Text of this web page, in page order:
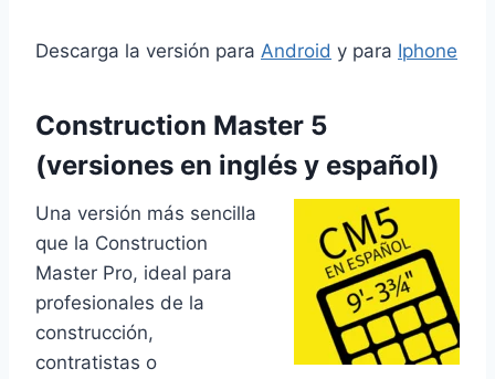
Descarga la versión para Android y para Iphone
Construction Master 5
(versiones en inglés y español)
Una versión más sencilla
que la Construction
Master Pro, ideal para
profesionales de la
construcción,
contratistas o